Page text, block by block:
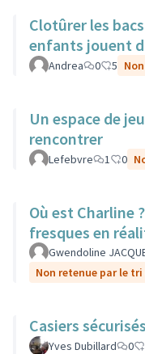
Clotûrer les
enfants jouent
Andrea 0 5
Un espace de
rencontrer
Lefebvre 1 0
Où est Charline
fresques en
Gwendoline
Non retenue par le
Casiers
Yves Dubillard 0